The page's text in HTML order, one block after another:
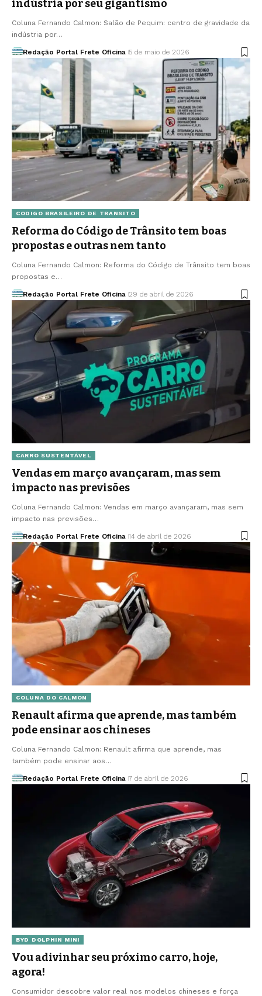
indústria por seu gigantismo
Coluna Fernando Calmon: Salão de Pequim: centro de gravidade da
indústria por…
Redação Portal Frete Oficina 5 de maio de 2026
CODIGO BRASILEIRO DE TRANSITO
Reforma do Código de Trânsito tem boas
propostas e outras nem tanto
Coluna Fernando Calmon: Reforma do Código de Trânsito tem boas
propostas e…
Redação Portal Frete Oficina 29 de abril de 2026
CARRO SUSTENTÁVEL
Vendas em março avançaram, mas sem
impacto nas previsões
Coluna Fernando Calmon: Vendas em março avançaram, mas sem
impacto nas previsões…
Redação Portal Frete Oficina 14 de abril de 2026
COLUNA DO CALMON
Renault afirma que aprende, mas também
pode ensinar aos chineses
Coluna Fernando Calmon: Renault afirma que aprende, mas
também pode ensinar aos…
Redação Portal Frete Oficina 7 de abril de 2026
BYD DOLPHIN MINI
Vou adivinhar seu próximo carro, hoje,
agora!
Consumidor descobre valor real nos modelos chineses e força